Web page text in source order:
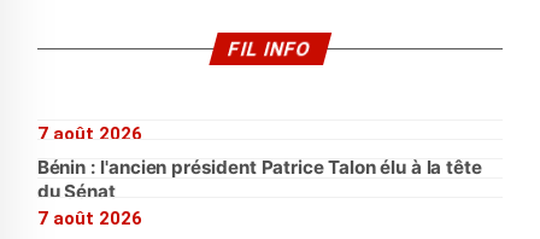
FIL INFO
7 août 2026
Bénin : l'ancien président Patrice Talon élu à la tête
du Sénat
7 août 2026